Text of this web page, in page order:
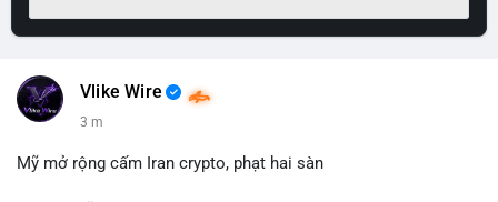
Vlike Wire
3 m
Mỹ mở rộng cấm Iran crypto, phạt hai sàn